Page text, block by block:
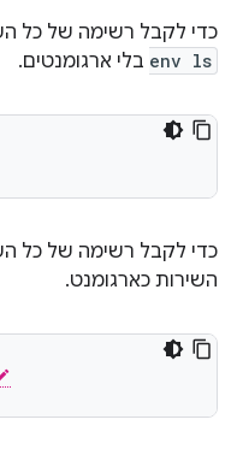
כדי לקבל רשימה של כל
env ls בלי ארגומנטים.
כדי לקבל רשימה של כל
השירות כארגומנט.